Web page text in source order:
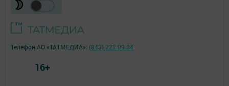
Телефон АО «ТАТМЕДИА»: (843) 222 09 84
16+